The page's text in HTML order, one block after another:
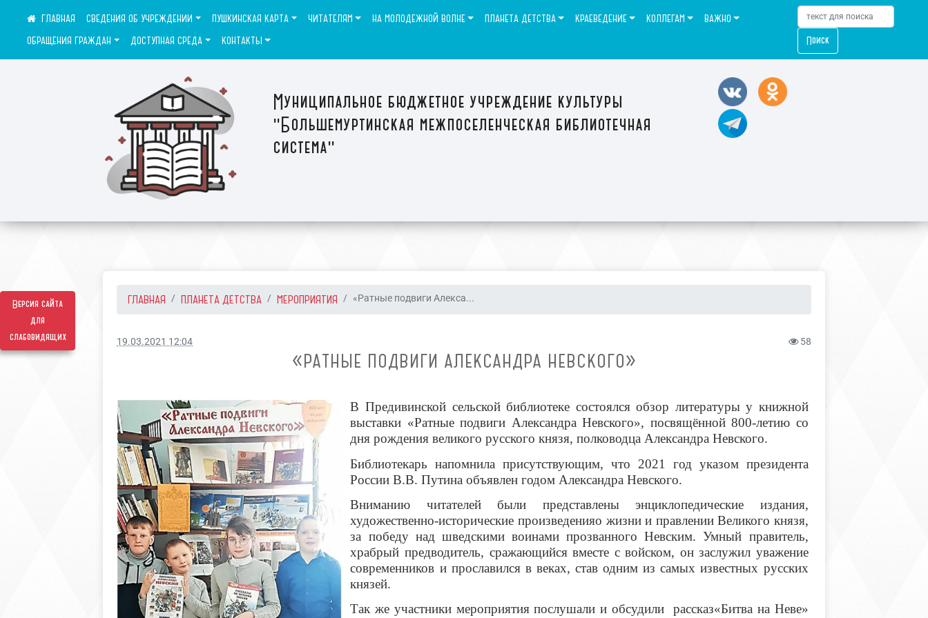
Версия сайта
для
слабовидящих
Муниципальное бюджетное учреждение культуры
"Большемуртинская межпоселенческая библиотечная
система"
СВЕДЕНИЯ ОБ УЧРЕЖДЕНИИ ПУШКИНСКАЯ КАРТА ЧИТАТЕЛЯМ НА МОЛОДЕЖНОЙ ВОЛНЕ ПЛАНЕТА ДЕТСТВА КРАЕВЕДЕНИЕ КОЛЛЕГАМ
ВАЖНО
ОБРАЩЕНИЯ ГРАЖДАН
ДОСТУПНАЯ СРЕДА КОНТАКТЫ Поиск
ГЛАВНАЯ ПЛАНЕТА ДЕТСТВА МЕРОПРИЯТИЯ «Ратные подвиги Алекса...
19.03.2021 12:04 58
«РАТНЫЕ ПОДВИГИ АЛЕКСАНДРА НЕВСКОГО»
В Предивинской сельской библиотеке состоялся обзор литературы у книжной
выставки «Ратные подвиги Александра Невского», посвящённой 800-летию со
дня рождения великого русского князя, полководца Александра Невского.
Библиотекарь напомнила присутствующим, что 2021 год указом президента
России В.В. Путина объявлен годом Александра Невского.
Вниманию читателей были представлены энциклопедические издания,
художественно-исторические произведенияо жизни и правлении Великого князя,
за победу над шведскими воинами прозванного Невским. Умный правитель,
храбрый предводитель, сражающийся вместе с войском, он заслужил уважение
современников и прославился в веках, став одним из самых известных русских
князей.
Так же участники мероприятия послушали и обсудили рассказ«Битва на Неве»